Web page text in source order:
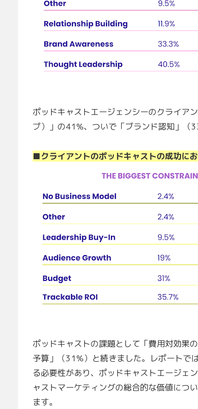
ポッドキャストエージェンシーのクライア
プ）」の41%、ついで「ブランド認知」（
■クライアントのポッドキャストの成功に
ポッドキャストの課題として「費用対効果
予算」（31%）と続きました。レポートで
る必要性があり、ポッドキャストエージェ
ャストマーケティングの総合的な価値につ
ます。